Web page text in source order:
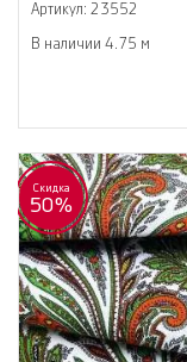
Артикул: 23552
В наличии 4.75 м
Скидка
50%